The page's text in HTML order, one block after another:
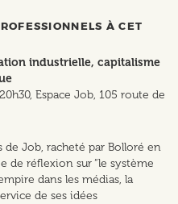
À CET
industrielle, capitalisme
Espace Job, 105 route de
Job, racheté par Bolloré en
de réflexion sur “le système
dans les médias, la
de ses idées